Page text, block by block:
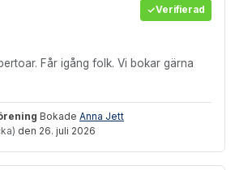
Verifierad
Får igång folk. Vi bokar gärna
Bokade Anna Jett
den 26. juli 2026